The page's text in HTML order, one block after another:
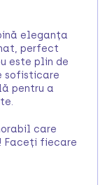
eleganța
perfect
este plin de
sofisticare
pentru a
care
Faceți fiecare